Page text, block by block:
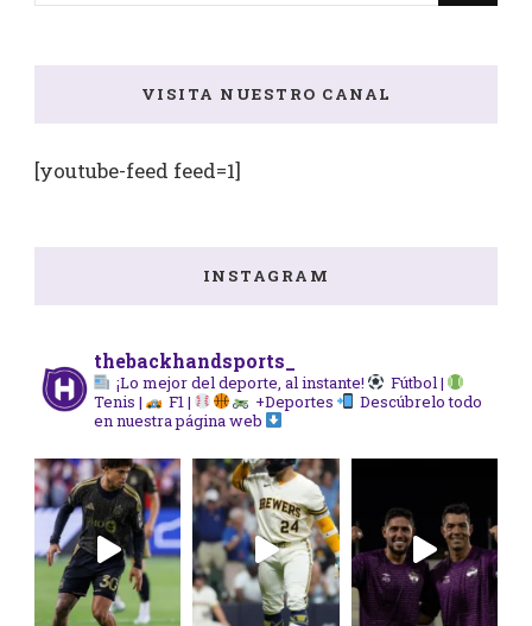
VISITA NUESTRO CANAL
[youtube-feed feed=1]
INSTAGRAM
thebackhandsports_
¡Lo mejor del deporte, al instante!
Fútbol |
Tenis |
F1 | +Deportes
Descúbrelo todo
en nuestra página web